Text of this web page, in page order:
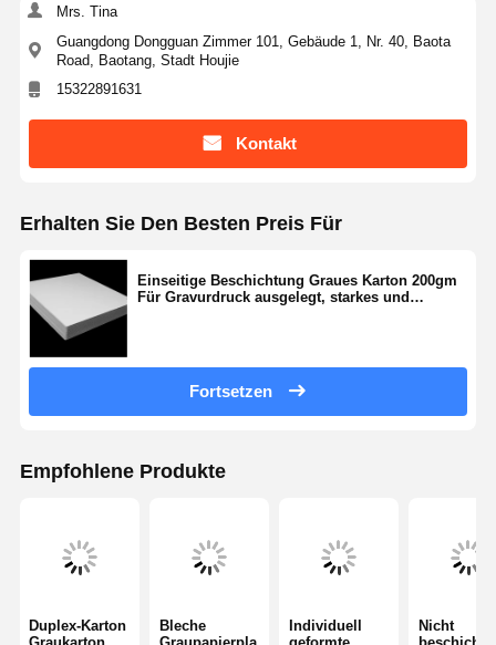
Mrs. Tina
Guangdong Dongguan Zimmer 101, Gebäude 1, Nr. 40, Baota
Road, Baotang, Stadt Houjie
15322891631
Kontakt
Erhalten Sie Den Besten Preis Für
Einseitige Beschichtung Graues Karton 200gm
Für Gravurdruck ausgelegt, starkes und
Fortsetzen
Empfohlene Produkte
Duplex-Karton
Bleche
Individuell
Nicht